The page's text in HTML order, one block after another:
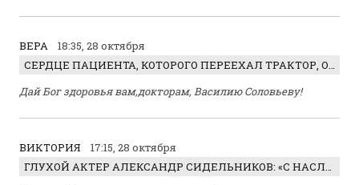
ВЕРА
18:35, 28 октября
СЕРДЦЕ ПАЦИЕНТА, КОТОРОГО ПЕРЕЕХАЛ ТРАКТОР, ОБНАРУЖИЛИ… В ЖИВОТЕ
Дай Бог здоровья вам,докторам, Василию Соловьеву!
ВИКТОРИЯ
17:15, 28 октября
ГЛУХОЙ АКТЕР АЛЕКСАНДР СИДЕЛЬНИКОВ: «С НАСЛАЖДЕНИЕМ ИГРАЛ ОТРИЦАТЕЛЬНОГО ГЕРОЯ!»